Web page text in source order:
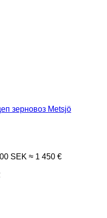
зерновоз Metsjö
SEK ≈ 1 450 €